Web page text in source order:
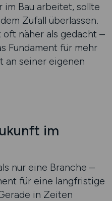
Bau arbeitet, sollte
Zufall überlassen.
näher als gedacht –
Fundament für mehr
an seiner eigenen
im
nur eine Branche –
für eine langfristige
in Zeiten